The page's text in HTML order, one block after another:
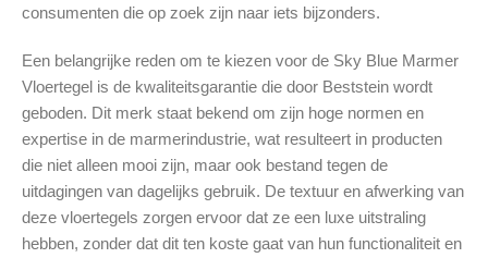
consumenten die op zoek zijn naar iets bijzonders.
Een belangrijke reden om te kiezen voor de Sky Blue Marmer
Vloertegel is de kwaliteitsgarantie die door Beststein wordt
geboden. Dit merk staat bekend om zijn hoge normen en
expertise in de marmerindustrie, wat resulteert in producten
die niet alleen mooi zijn, maar ook bestand tegen de
uitdagingen van dagelijks gebruik. De textuur en afwerking van
deze vloertegels zorgen ervoor dat ze een luxe uitstraling
hebben, zonder dat dit ten koste gaat van hun functionaliteit en